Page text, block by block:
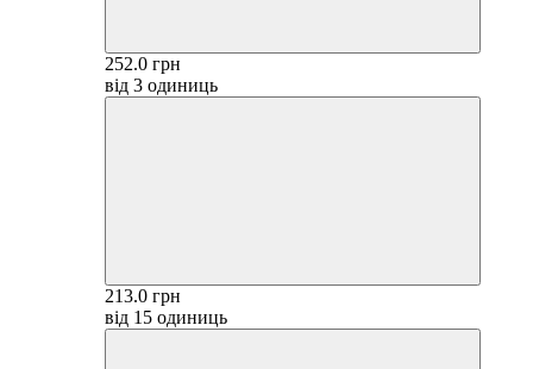
252.0 грн
від 3 одиниць
213.0 грн
від 15 одиниць